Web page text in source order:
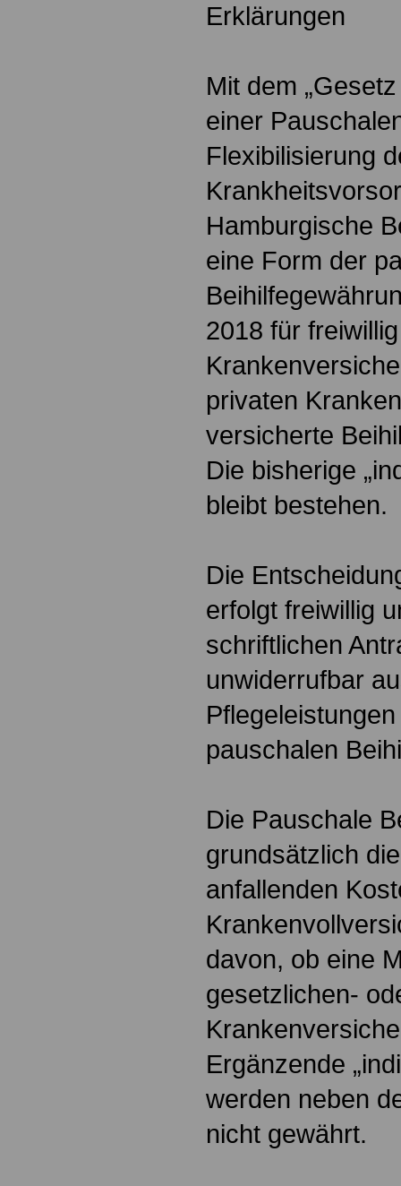
Erklärungen
Mit dem
einer
Flexibilisierung
Hamburgische
eine Form der
2018 für
privaten
versicherte
Die bisherige
bleibt bestehen.
Die
erfolgt freiwillig
schriftlichen
unwiderrufbar
pauschalen
Die Pauschale
grundsätzlich
anfallenden
davon, ob eine
gesetzlichen-
Ergänzende
werden neben
nicht gewährt.